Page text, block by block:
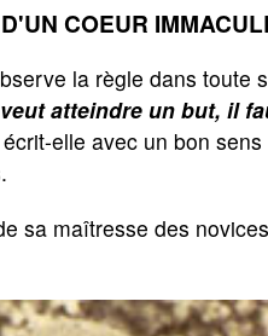
COEUR
la règle dans toute
atteindre un but, il
elle avec un bon sens
sa maîtresse des